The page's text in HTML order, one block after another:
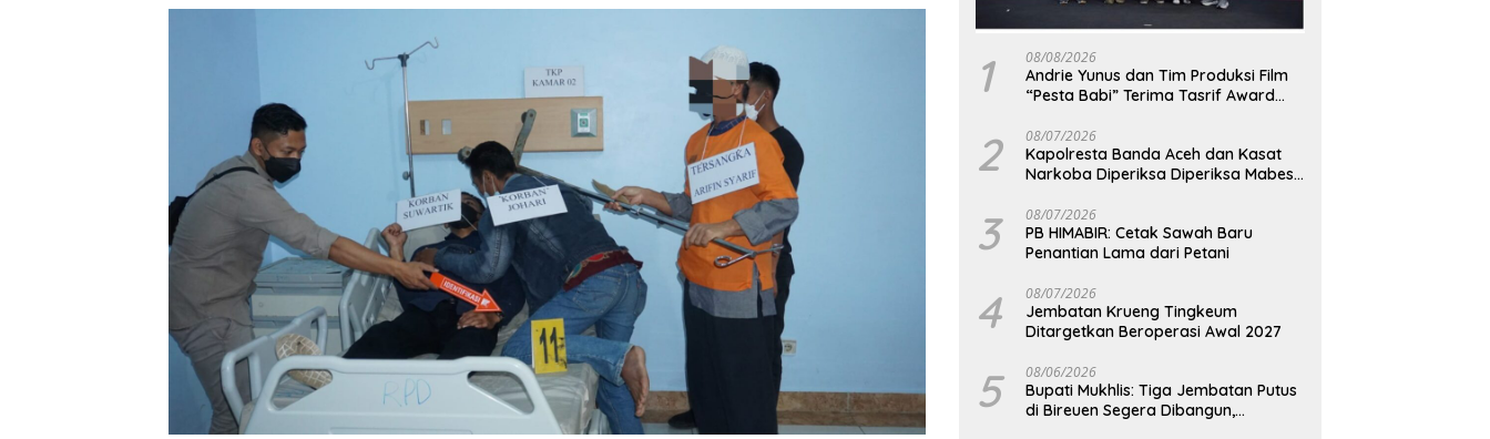
1 08/08/2026
Andrie Yunus dan Tim Produksi Film
“Pesta Babi” Terima Tasrif Award
2 08/07/2026
Kapolresta Banda Aceh dan Kasat
Narkoba Diperiksa Diperiksa Mabes
3 08/07/2026
PB HIMABIR: Cetak Sawah Baru
Penantian Lama dari Petani
4 08/07/2026
Jembatan Krueng Tingkeum
Ditargetkan Beroperasi Awal 2027
5 08/06/2026
Bupati Mukhlis: Tiga Jembatan Putus
di Bireuen Segera Dibangun,